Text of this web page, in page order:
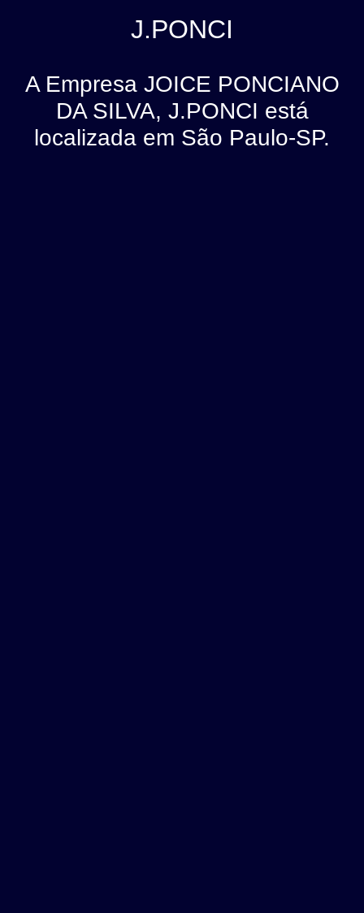
J.PONCI
A Empresa JOICE PONCIANO
DA SILVA, J.PONCI está
localizada em São Paulo-SP.